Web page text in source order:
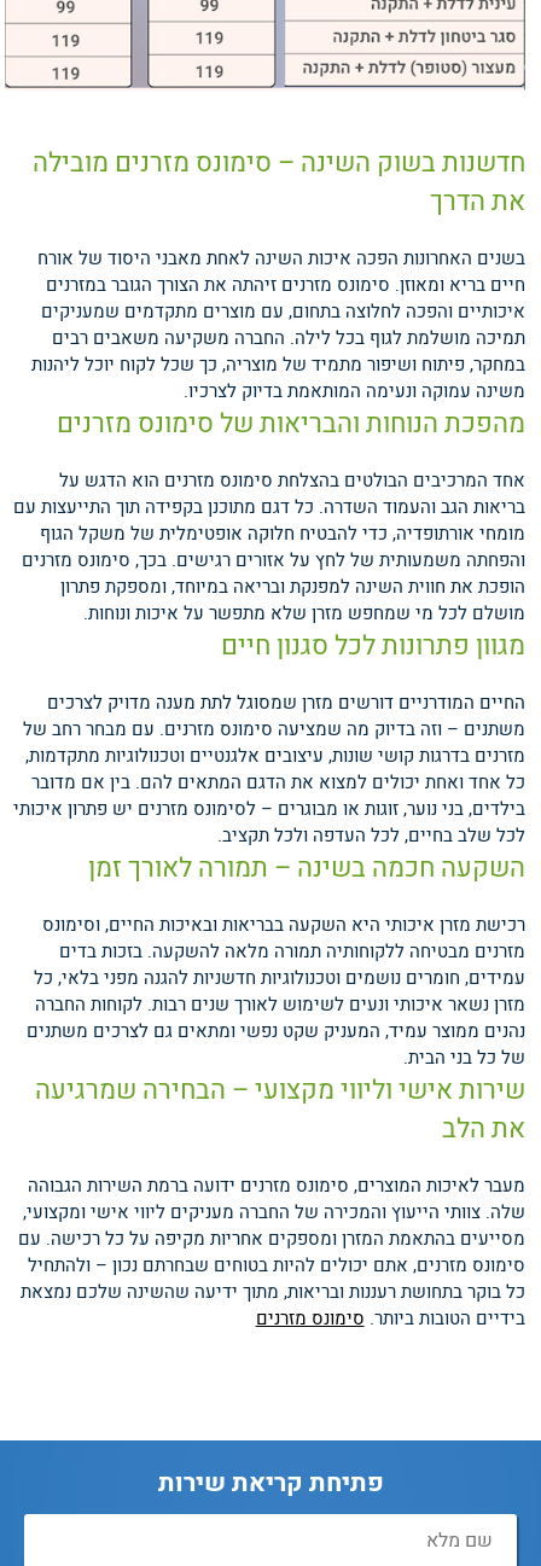
חדשנות בשוק השינה – סימונס מזרנים מובילה
את הדרך
בשנים האחרונות הפכה איכות השינה לאחת מאבני היסוד של אורח
חיים בריא ומאוזן. סימונס מזרנים זיהתה את הצורך הגובר במזרנים
איכותיים והפכה לחלוצה בתחום, עם מוצרים מתקדמים שמעניקים
תמיכה מושלמת לגוף בכל לילה. החברה משקיעה משאבים רבים
במחקר, פיתוח ושיפור מתמיד של מוצריה, כך שכל לקוח יוכל ליהנות
משינה עמוקה ונעימה המותאמת בדיוק לצרכיו.
מהפכת הנוחות והבריאות של סימונס מזרנים
אחד המרכיבים הבולטים בהצלחת סימונס מזרנים הוא הדגש על
בריאות הגב והעמוד השדרה. כל דגם מתוכנן בקפידה תוך התייעצות עם
מומחי אורתופדיה, כדי להבטיח חלוקה אופטימלית של משקל הגוף
והפחתה משמעותית של לחץ על אזורים רגישים. בכך, סימונס מזרנים
הופכת את חווית השינה למפנקת ובריאה במיוחד, ומספקת פתרון
מושלם לכל מי שמחפש מזרן שלא מתפשר על איכות ונוחות.
מגוון פתרונות לכל סגנון חיים
החיים המודרניים דורשים מזרן שמסוגל לתת מענה מדויק לצרכים
משתנים – וזה בדיוק מה שמציעה סימונס מזרנים. עם מבחר רחב של
מזרנים בדרגות קושי שונות, עיצובים אלגנטיים וטכנולוגיות מתקדמות,
כל אחד ואחת יכולים למצוא את הדגם המתאים להם. בין אם מדובר
בילדים, בני נוער, זוגות או מבוגרים – לסימונס מזרנים יש פתרון איכותי
לכל שלב בחיים, לכל העדפה ולכל תקציב.
השקעה חכמה בשינה – תמורה לאורך זמן
רכישת מזרן איכותי היא השקעה בבריאות ובאיכות החיים, וסימונס
מזרנים מבטיחה ללקוחותיה תמורה מלאה להשקעה. בזכות בדים
עמידים, חומרים נושמים וטכנולוגיות חדשניות להגנה מפני בלאי, כל
מזרן נשאר איכותי ונעים לשימוש לאורך שנים רבות. לקוחות החברה
נהנים ממוצר עמיד, המעניק שקט נפשי ומתאים גם לצרכים משתנים
של כל בני הבית.
שירות אישי וליווי מקצועי – הבחירה שמרגיעה
את הלב
מעבר לאיכות המוצרים, סימונס מזרנים ידועה ברמת השירות הגבוהה
שלה. צוותי הייעוץ והמכירה של החברה מעניקים ליווי אישי ומקצועי,
מסייעים בהתאמת המזרן ומספקים אחריות מקיפה על כל רכישה. עם
סימונס מזרנים, אתם יכולים להיות בטוחים שבחרתם נכון – ולהתחיל
כל בוקר בתחושת רעננות ובריאות, מתוך ידיעה שהשינה שלכם נמצאת
בידיים הטובות ביותר. סימונס מזרנים
פתיחת קריאת שירות